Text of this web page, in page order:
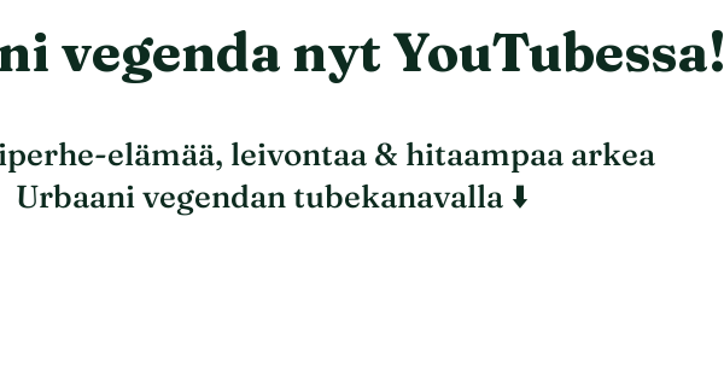
vegenda nyt YouTubessa!
elämää, leivontaa & hitaampaa arkea
Urbaani vegendan tubekanavalla ⬇️